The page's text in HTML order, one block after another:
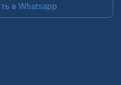
в Whatsapp